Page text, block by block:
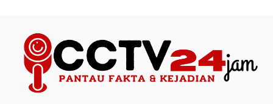
content